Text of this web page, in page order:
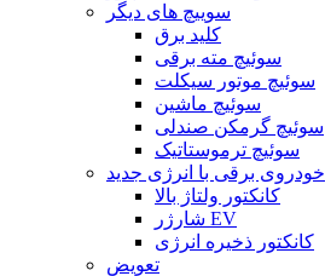
سوییچ های دیگر
کلید برق
سوئیچ مته برقی
سوئیچ موتور سیکلت
سوئیچ ماشین
سوئیچ گرمکن صندلی
سوئیچ ترموستاتیک
خودروی برقی با انرژی جدید
کانکتور ولتاژ بالا
شارژر EV
کانکتور ذخیره انرژی
تعویض